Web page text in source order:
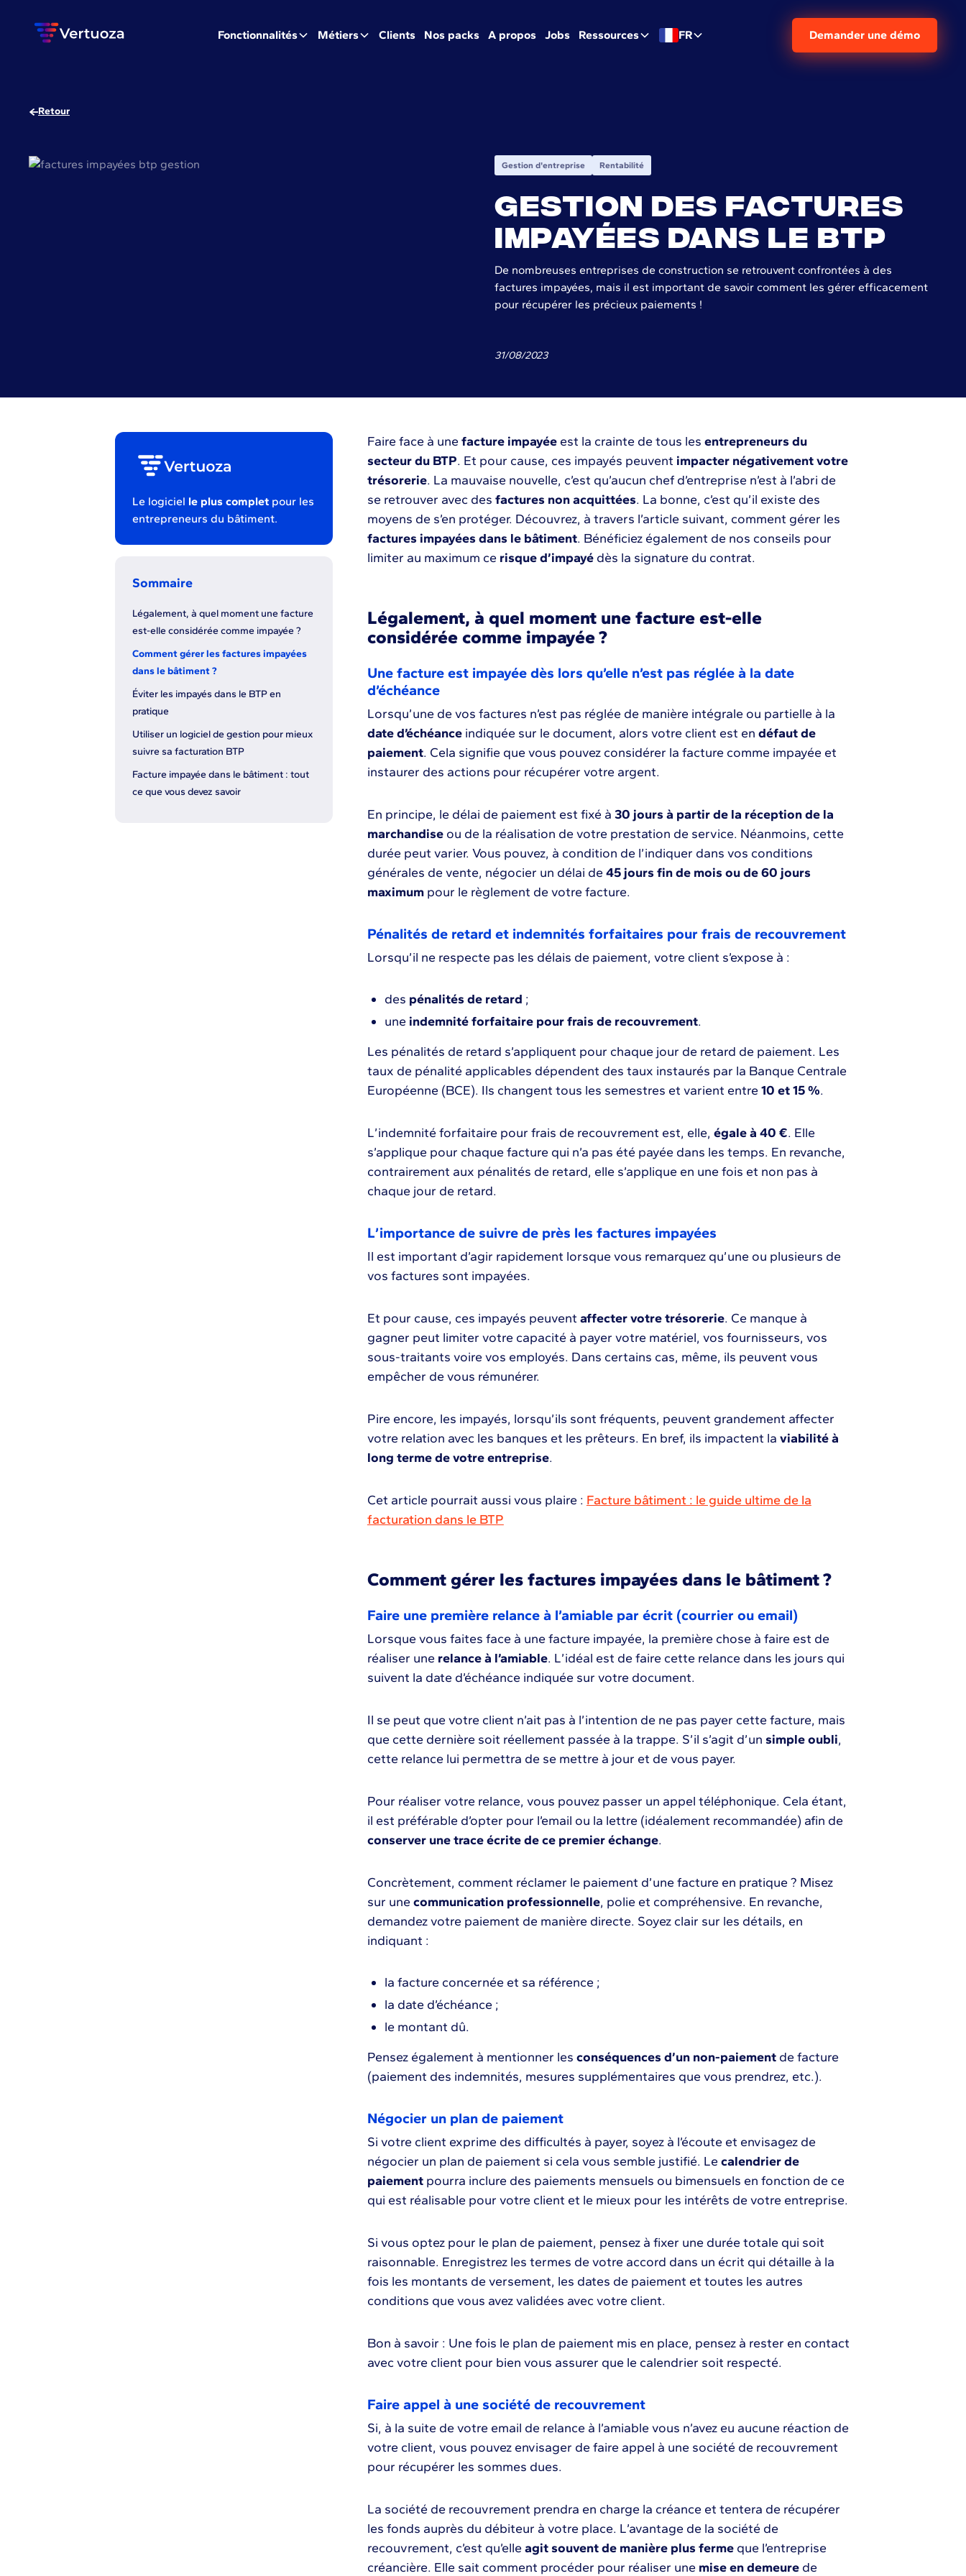
Fonctionnalités Métiers Clients Nos packs A propos Jobs Ressources FR Demander une démo
Retour
Gestion d'entreprise Rentabilité
Gestion des factures
impayées dans le BTP
De nombreuses entreprises de construction se retrouvent confrontées à des
factures impayées, mais il est important de savoir comment les gérer efficacement
pour récupérer les précieux paiements !
31/08/2023
Le logiciel le plus complet pour les
entrepreneurs du bâtiment.
Sommaire
Légalement, à quel moment une facture
est-elle considérée comme impayée ?
Comment gérer les factures impayées
dans le bâtiment ?
Éviter les impayés dans le BTP en
pratique
Utiliser un logiciel de gestion pour mieux
suivre sa facturation BTP
Facture impayée dans le bâtiment : tout
ce que vous devez savoir
Faire face à une facture impayée est la crainte de tous les entrepreneurs du
secteur du BTP. Et pour cause, ces impayés peuvent impacter négativement votre
trésorerie. La mauvaise nouvelle, c’est qu’aucun chef d’entreprise n’est à l’abri de
se retrouver avec des factures non acquittées. La bonne, c’est qu’il existe des
moyens de s’en protéger. Découvrez, à travers l’article suivant, comment gérer les
factures impayées dans le bâtiment. Bénéficiez également de nos conseils pour
limiter au maximum ce risque d’impayédès la signature du contrat.
Légalement, à quel moment une facture est-elle
considérée comme impayée ?
Une facture est impayée dès lors qu’elle n’est pas réglée à la date
d’échéance
Lorsqu’une de vos factures n’est pas réglée de manière intégrale ou partielle à la
date d’échéanceindiquée sur le document, alors votre client est en défaut de
paiement. Cela signifie que vous pouvez considérer la facture comme impayée et
instaurer des actions pour récupérer votre argent.
En principe, le délai de paiement est fixé à 30 jours à partir de la réception de la
marchandiseou de la réalisation de votre prestation de service. Néanmoins, cette
durée peut varier. Vous pouvez, à condition de l’indiquer dans vos conditions
générales de vente, négocier un délai de 45 jours fin de mois ou de 60 jours
maximumpour le règlement de votre facture.
Pénalités de retard et indemnités forfaitaires pour frais de recouvrement
Lorsqu’il ne respecte pas les délais de paiement, votre client s’expose à :
des pénalités de retard ;
une indemnité forfaitaire pour frais de recouvrement.
Les pénalités de retard s’appliquent pour chaque jour de retard de paiement. Les
taux de pénalité applicables dépendent des taux instaurés par la Banque Centrale
Européenne (BCE). Ils changent tous les semestres et varient entre 10 et 15 %.
L’indemnité forfaitaire pour frais de recouvrement est, elle, égale à 40 €. Elle
s’applique pour chaque facture qui n’a pas été payée dans les temps. En revanche,
contrairement aux pénalités de retard, elle s’applique en une fois et non pas à
chaque jour de retard.
L’importance de suivre de près les factures impayées
Il est important d’agir rapidement lorsque vous remarquez qu’une ou plusieurs de
vos factures sont impayées.
Et pour cause, ces impayés peuvent affecter votre trésorerie. Ce manque à
gagner peut limiter votre capacité à payer votre matériel, vos fournisseurs, vos
sous-traitants voire vos employés. Dans certains cas, même, ils peuvent vous
empêcher de vous rémunérer.
Pire encore, les impayés, lorsqu’ils sont fréquents, peuvent grandement affecter
votre relation avec les banques et les prêteurs. En bref, ils impactent la viabilité à
long terme de votre entreprise.
Cet article pourrait aussi vous plaire : Facture bâtiment : le guide ultime de la
facturation dans le BTP
Comment gérer les factures impayées dans le bâtiment ?
Faire une première relance à l’amiable par écrit (courrier ou email)
Lorsque vous faites face à une facture impayée, la première chose à faire est de
réaliser une relance à l’amiable. L’idéal est de faire cette relance dans les jours qui
suivent la date d’échéance indiquée sur votre document.
Il se peut que votre client n’ait pas à l’intention de ne pas payer cette facture, mais
que cette dernière soit réellement passée à la trappe. S’il s’agit d’un simple oubli,
cette relance lui permettra de se mettre à jour et de vous payer.
Pour réaliser votre relance, vous pouvez passer un appel téléphonique. Cela étant,
il est préférable d’opter pour l’email ou la lettre (idéalement recommandée) afin de
conserver une trace écrite de ce premier échange.
Concrètement, comment réclamer le paiement d’une facture en pratique ? Misez
sur une communication professionnelle, polie et compréhensive. En revanche,
demandez votre paiement de manière directe. Soyez clair sur les détails, en
indiquant :
la facture concernée et sa référence ;
la date d’échéance ;
le montant dû.
Pensez également à mentionner les conséquences d’un non-paiementde facture
(paiement des indemnités, mesures supplémentaires que vous prendrez, etc.).
Négocier un plan de paiement
Si votre client exprime des difficultés à payer, soyez à l’écoute et envisagez de
négocier un plan de paiement si cela vous semble justifié. Le calendrier de
paiementpourra inclure des paiements mensuels ou bimensuels en fonction de ce
qui est réalisable pour votre client et le mieux pour les intérêts de votre entreprise.
Si vous optez pour le plan de paiement, pensez à fixer une durée totale qui soit
raisonnable. Enregistrez les termes de votre accord dans un écrit qui détaille à la
fois les montants de versement, les dates de paiement et toutes les autres
conditions que vous avez validées avec votre client.
Bon à savoir : Une fois le plan de paiement mis en place, pensez à rester en contact
avec votre client pour bien vous assurer que le calendrier soit respecté.
Faire appel à une société de recouvrement
Si, à la suite de votre email de relance à l’amiable vous n’avez eu aucune réaction de
votre client, vous pouvez envisager de faire appel à une société de recouvrement
pour récupérer les sommes dues.
La société de recouvrement prendra en charge la créance et tentera de récupérer
les fonds auprès du débiteur à votre place. L’avantage de la société de
recouvrement, c’est qu’elle agit souvent de manière plus ferme que l’entreprise
créancière. Elle sait comment procéder pour réaliser une mise en demeurede